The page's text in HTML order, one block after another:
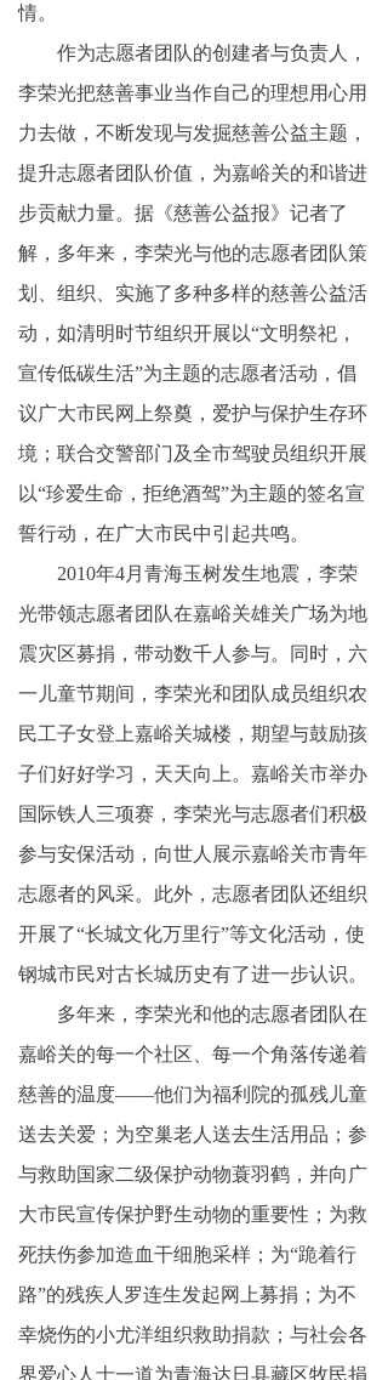
情。
作为志愿者团队的创建者与负责人，
李荣光把慈善事业当作自己的理想用心用
力去做，不断发现与发掘慈善公益主题，
提升志愿者团队价值，为嘉峪关的和谐进
步贡献力量。据《慈善公益报》记者了
解，多年来，李荣光与他的志愿者团队策
划、组织、实施了多种多样的慈善公益活
动，如清明时节组织开展以“文明祭祀，
宣传低碳生活”为主题的志愿者活动，倡
议广大市民网上祭奠，爱护与保护生存环
境；联合交警部门及全市驾驶员组织开展
以“珍爱生命，拒绝酒驾”为主题的签名宣
誓行动，在广大市民中引起共鸣。
2010年4月青海玉树发生地震，李荣
光带领志愿者团队在嘉峪关雄关广场为地
震灾区募捐，带动数千人参与。同时，六
一儿童节期间，李荣光和团队成员组织农
民工子女登上嘉峪关城楼，期望与鼓励孩
子们好好学习，天天向上。嘉峪关市举办
国际铁人三项赛，李荣光与志愿者们积极
参与安保活动，向世人展示嘉峪关市青年
志愿者的风采。此外，志愿者团队还组织
开展了“长城文化万里行”等文化活动，使
钢城市民对古长城历史有了进一步认识。
多年来，李荣光和他的志愿者团队在
嘉峪关的每一个社区、每一个角落传递着
慈善的温度——他们为福利院的孤残儿童
送去关爱；为空巢老人送去生活用品；参
与救助国家二级保护动物蓑羽鹤，并向广
大市民宣传保护野生动物的重要性；为救
死扶伤参加造血干细胞采样；为“跪着行
路”的残疾人罗连生发起网上募捐；为不
幸烧伤的小尤洋组织救助捐款；与社会各
界爱心人士一道为青海达日县藏区牧民捐